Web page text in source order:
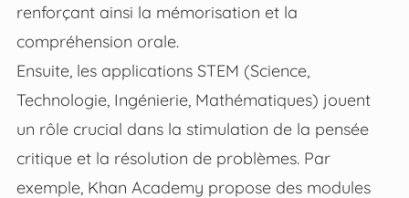
renforçant ainsi la mémorisation et la
compréhension orale.
Ensuite, les applications STEM (Science,
Technologie, Ingénierie, Mathématiques) jouent
un rôle crucial dans la stimulation de la pensée
critique et la résolution de problèmes. Par
exemple, Khan Academy propose des modules